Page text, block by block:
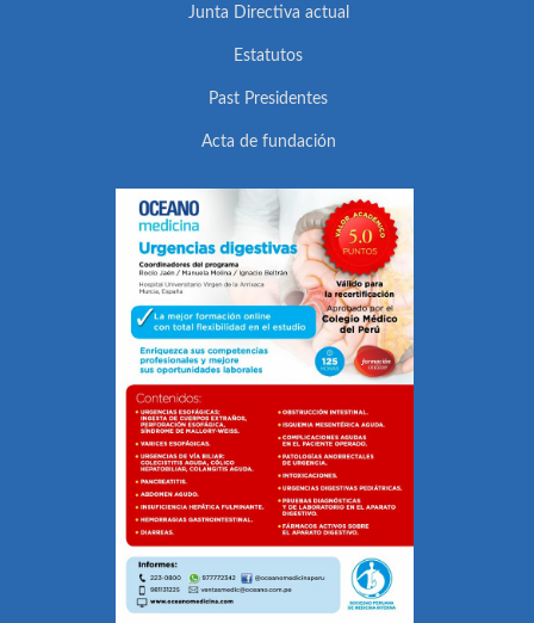
Junta Directiva actual
Estatutos
Past Presidentes
Acta de fundación